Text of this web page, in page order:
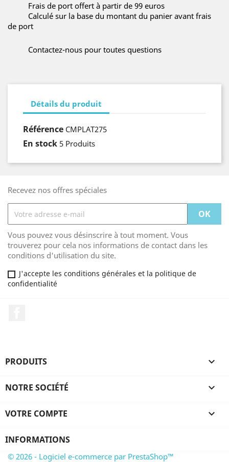
Frais de port offert à partir de 99 euros
Calculé sur la base du montant du panier avant frais
de port
Contactez-nous pour toutes questions
Détails du produit
Référence CMPLAT275
En stock 5 Produits
Recevez nos offres spéciales
Vous pouvez vous désinscrire à tout moment. Vous
trouverez pour cela nos informations de contact dans les
conditions d'utilisation du site.
J'accepte les conditions générales et la politique de
confidentialité
PRODUITS 
NOTRE SOCIÉTÉ 
VOTRE COMPTE 
INFORMATIONS
© 2026 - Logiciel e-commerce par PrestaShop™